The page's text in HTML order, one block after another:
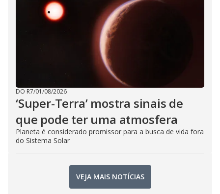
DO R7/01/08/2026
‘Super-Terra’ mostra sinais de
que pode ter uma atmosfera
Planeta é considerado promissor para a busca de vida fora
do Sistema Solar
VEJA MAIS NOTÍCIAS